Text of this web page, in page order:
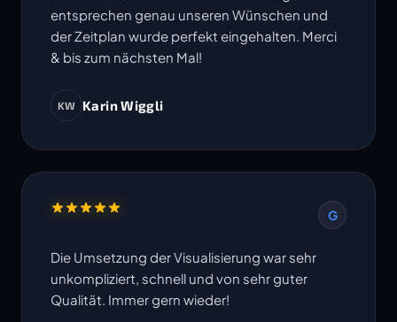
entsprechen genau unseren Wünschen und
der Zeitplan wurde perfekt eingehalten. Merci
& bis zum nächsten Mal!
KW Karin Wiggli
G
Die Umsetzung der Visualisierung war sehr
unkompliziert, schnell und von sehr guter
Qualität. Immer gern wieder!